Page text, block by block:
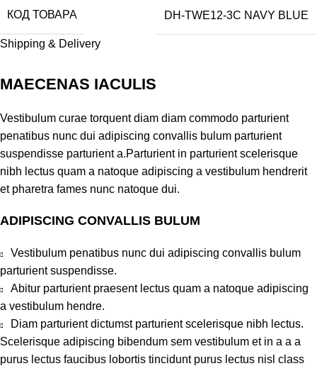
КОД ТОВАРА DH-TWE12-3C NAVY BLUE
Shipping & Delivery
MAECENAS IACULIS
Vestibulum curae torquent diam diam commodo parturient
penatibus nunc dui adipiscing convallis bulum parturient
suspendisse parturient a.Parturient in parturient scelerisque
nibh lectus quam a natoque adipiscing a vestibulum hendrerit
et pharetra fames nunc natoque dui.
ADIPISCING CONVALLIS BULUM
Vestibulum penatibus nunc dui adipiscing convallis bulum
parturient suspendisse.
Abitur parturient praesent lectus quam a natoque adipiscing
a vestibulum hendre.
Diam parturient dictumst parturient scelerisque nibh lectus.
Scelerisque adipiscing bibendum sem vestibulum et in a a a
purus lectus faucibus lobortis tincidunt purus lectus nisl class